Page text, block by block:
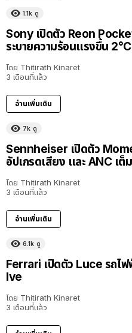
1.1k ดู
Sony เปิดตัว Reon
ระบายความร้อนแรงขึ้น 2°C
โดย Thitirath Kinaret
3 เดือนที่แล้ว
อ่านเพิ่มเติม
7k ดู
Sennheiser เปิดตัว
อัปเกรดเสียง และ ANC เ
โดย Thitirath Kinaret
3 เดือนที่แล้ว
อ่านเพิ่มเติม
6.1k ดู
Ferrari เปิดตัว Luce รถไ
Ive
โดย Thitirath Kinaret
3 เดือนที่แล้ว